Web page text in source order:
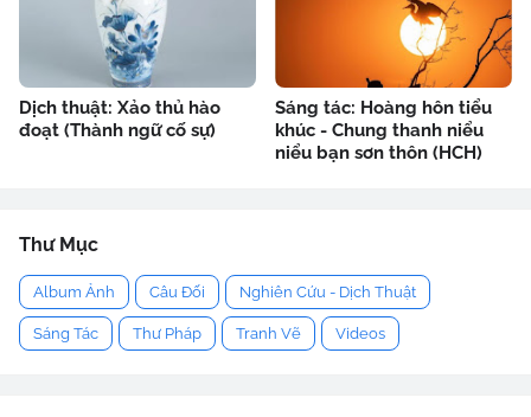
Dịch thuật: Xảo thủ hào
đoạt (Thành ngữ cố sự)
Sáng tác: Hoàng hôn tiểu
khúc - Chung thanh niểu
niểu bạn sơn thôn (HCH)
Thư Mục
Album Ảnh Câu Đối Nghiên Cứu - Dịch Thuật
Sáng Tác Thư Pháp Tranh Vẽ Videos